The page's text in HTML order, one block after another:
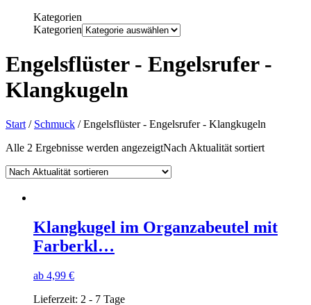
Kategorien
Kategorien
Engelsflüster - Engelsrufer -
Klangkugeln
Start / Schmuck / Engelsflüster - Engelsrufer - Klangkugeln
Alle 2 Ergebnisse werden angezeigtNach Aktualität sortiert
Klangkugel im Organzabeutel mit
Farberkl…
ab 4,99 €
Lieferzeit: 2 - 7 Tage